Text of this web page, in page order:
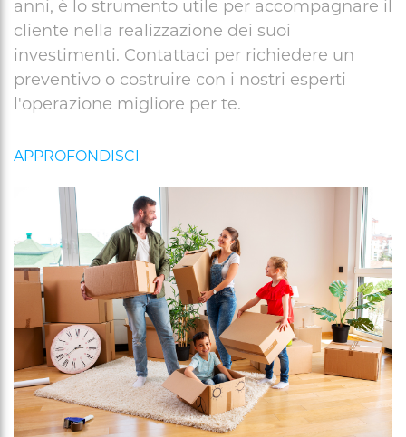
This
shortcut
activates
screen
navigate
and
interact
with
content.
anni, è lo strumento utile per accompagnare il
cliente nella realizzazione dei suoi
investimenti. Contattaci per richiedere un
preventivo o costruire con i nostri esperti
l'operazione migliore per te.